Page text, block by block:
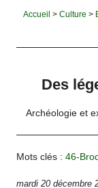
Accueil > Culture >
Des
Archéologie et
Mots clés :46-
mardi 20 décembre